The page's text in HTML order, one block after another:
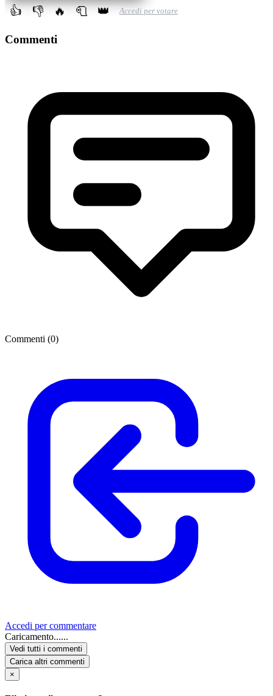
👍 👎 🔥 🧻 👑 Accedi per votare
Commenti
Commenti (0)
Accedi per commentare
Caricamento......
Vedi tutti i commenti
Carica altri commenti
×